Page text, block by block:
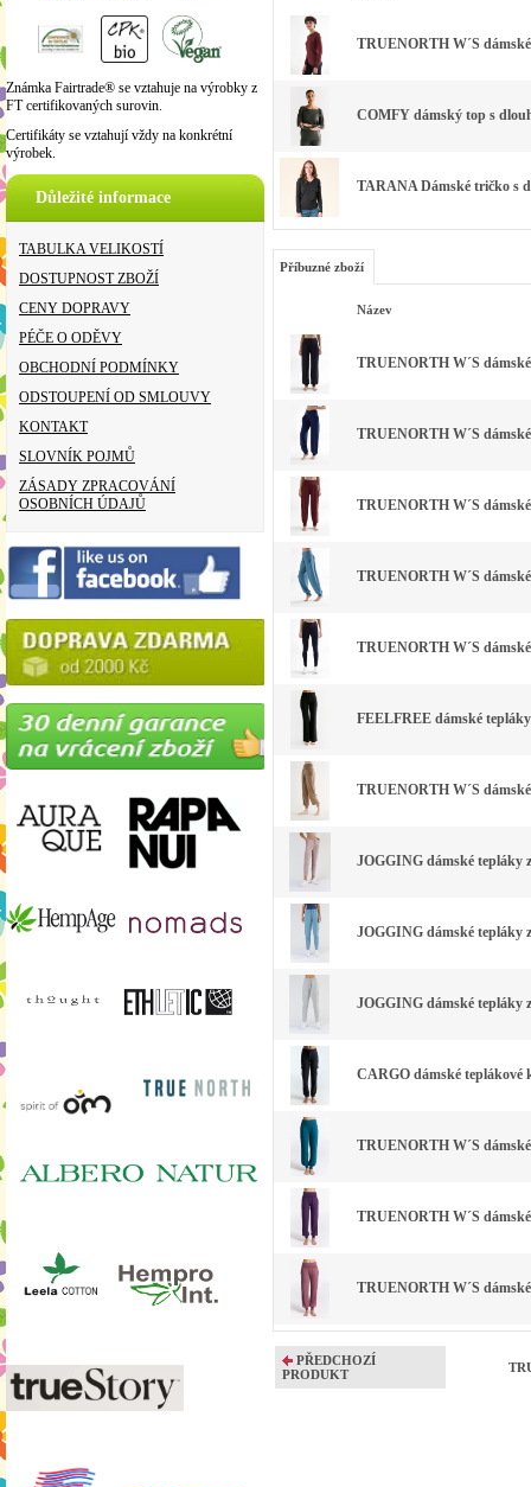
Známka Fairtrade® se vztahuje na výrobky z
FT certifikovaných surovin.
Certifikáty se vztahují vždy na konkrétní
výrobek.
Důležité informace
TABULKA VELIKOSTÍ
DOSTUPNOST ZBOŽÍ
CENY DOPRAVY
PÉČE O ODĚVY
OBCHODNÍ PODMÍNKY
ODSTOUPENÍ OD SMLOUVY
KONTAKT
SLOVNÍK POJMŮ
ZÁSADY ZPRACOVÁNÍ
OSOBNÍCH ÚDAJŮ
TRUENORTH W´S
COMFY dámský top s
TARANA Dámské tričko s
Příbuzné zboží
Název
TRUENORTH W´S
TRUENORTH W´S
TRUENORTH W´S
TRUENORTH W´S
TRUENORTH W´S
FEELFREE dámské
TRUENORTH W´S
JOGGING dámské tepláky
JOGGING dámské tepláky
JOGGING dámské tepláky
CARGO dámské teplákové
TRUENORTH W´S
TRUENORTH W´S
TRUENORTH W´S
PŘEDCHOZÍ
PRODUKT